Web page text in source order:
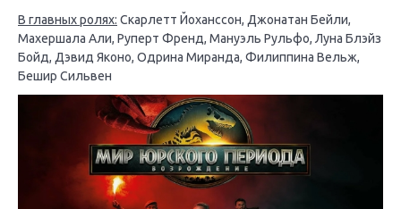
В главных ролях: Скарлетт Йоханссон, Джонатан Бейли,
Махершала Али, Руперт Френд, Мануэль Рульфо, Луна Блэйз
Бойд, Дэвид Яконо, Одрина Миранда, Филиппина Вельж,
Бешир Сильвен